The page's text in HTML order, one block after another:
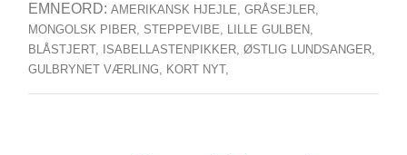
EMNEORD: AMERIKANSK HJEJLE, GRÅSEJLER,
MONGOLSK PIBER, STEPPEVIBE, LILLE GULBEN,
BLÅSTJERT,
ISABELLASTENPIKKER, ØSTLIG LUNDSANGER,
GULBRYNET VÆRLING, KORT NYT,